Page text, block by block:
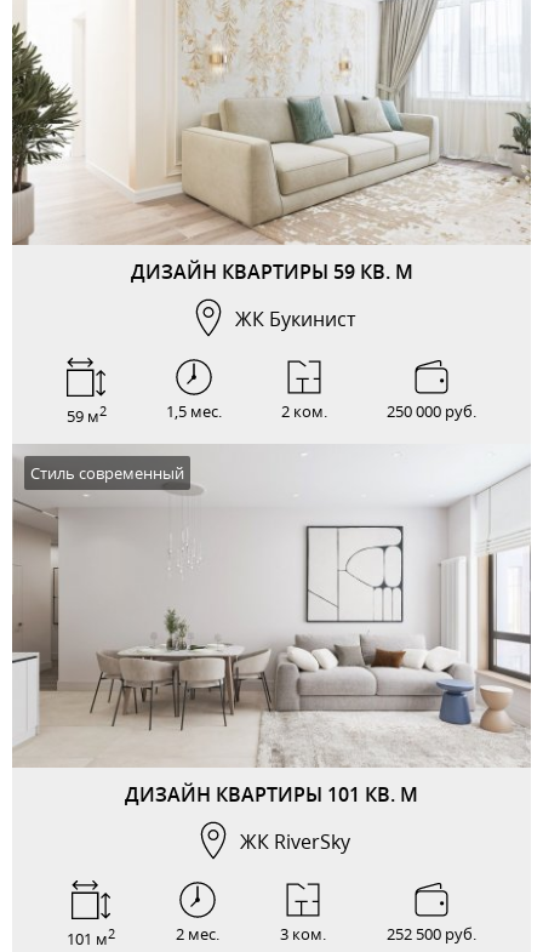
ДИЗАЙН КВАРТИРЫ 59 КВ. М
ЖК Букинист
59 м2 1,5 мес. 2 ком. 250 000 руб.
ДИЗАЙН КВАРТИРЫ 101 КВ. М
ЖК RiverSky
Стиль современный
101 м2 2 мес. 3 ком. 252 500 руб.